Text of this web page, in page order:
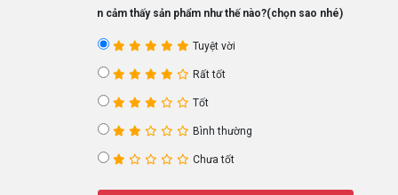
Bạn cảm thấy sản phẩm như thế nào?(chọn sao nhé)
Tuyệt vời
Rất tốt
Tốt
Bình thường
Chưa tốt